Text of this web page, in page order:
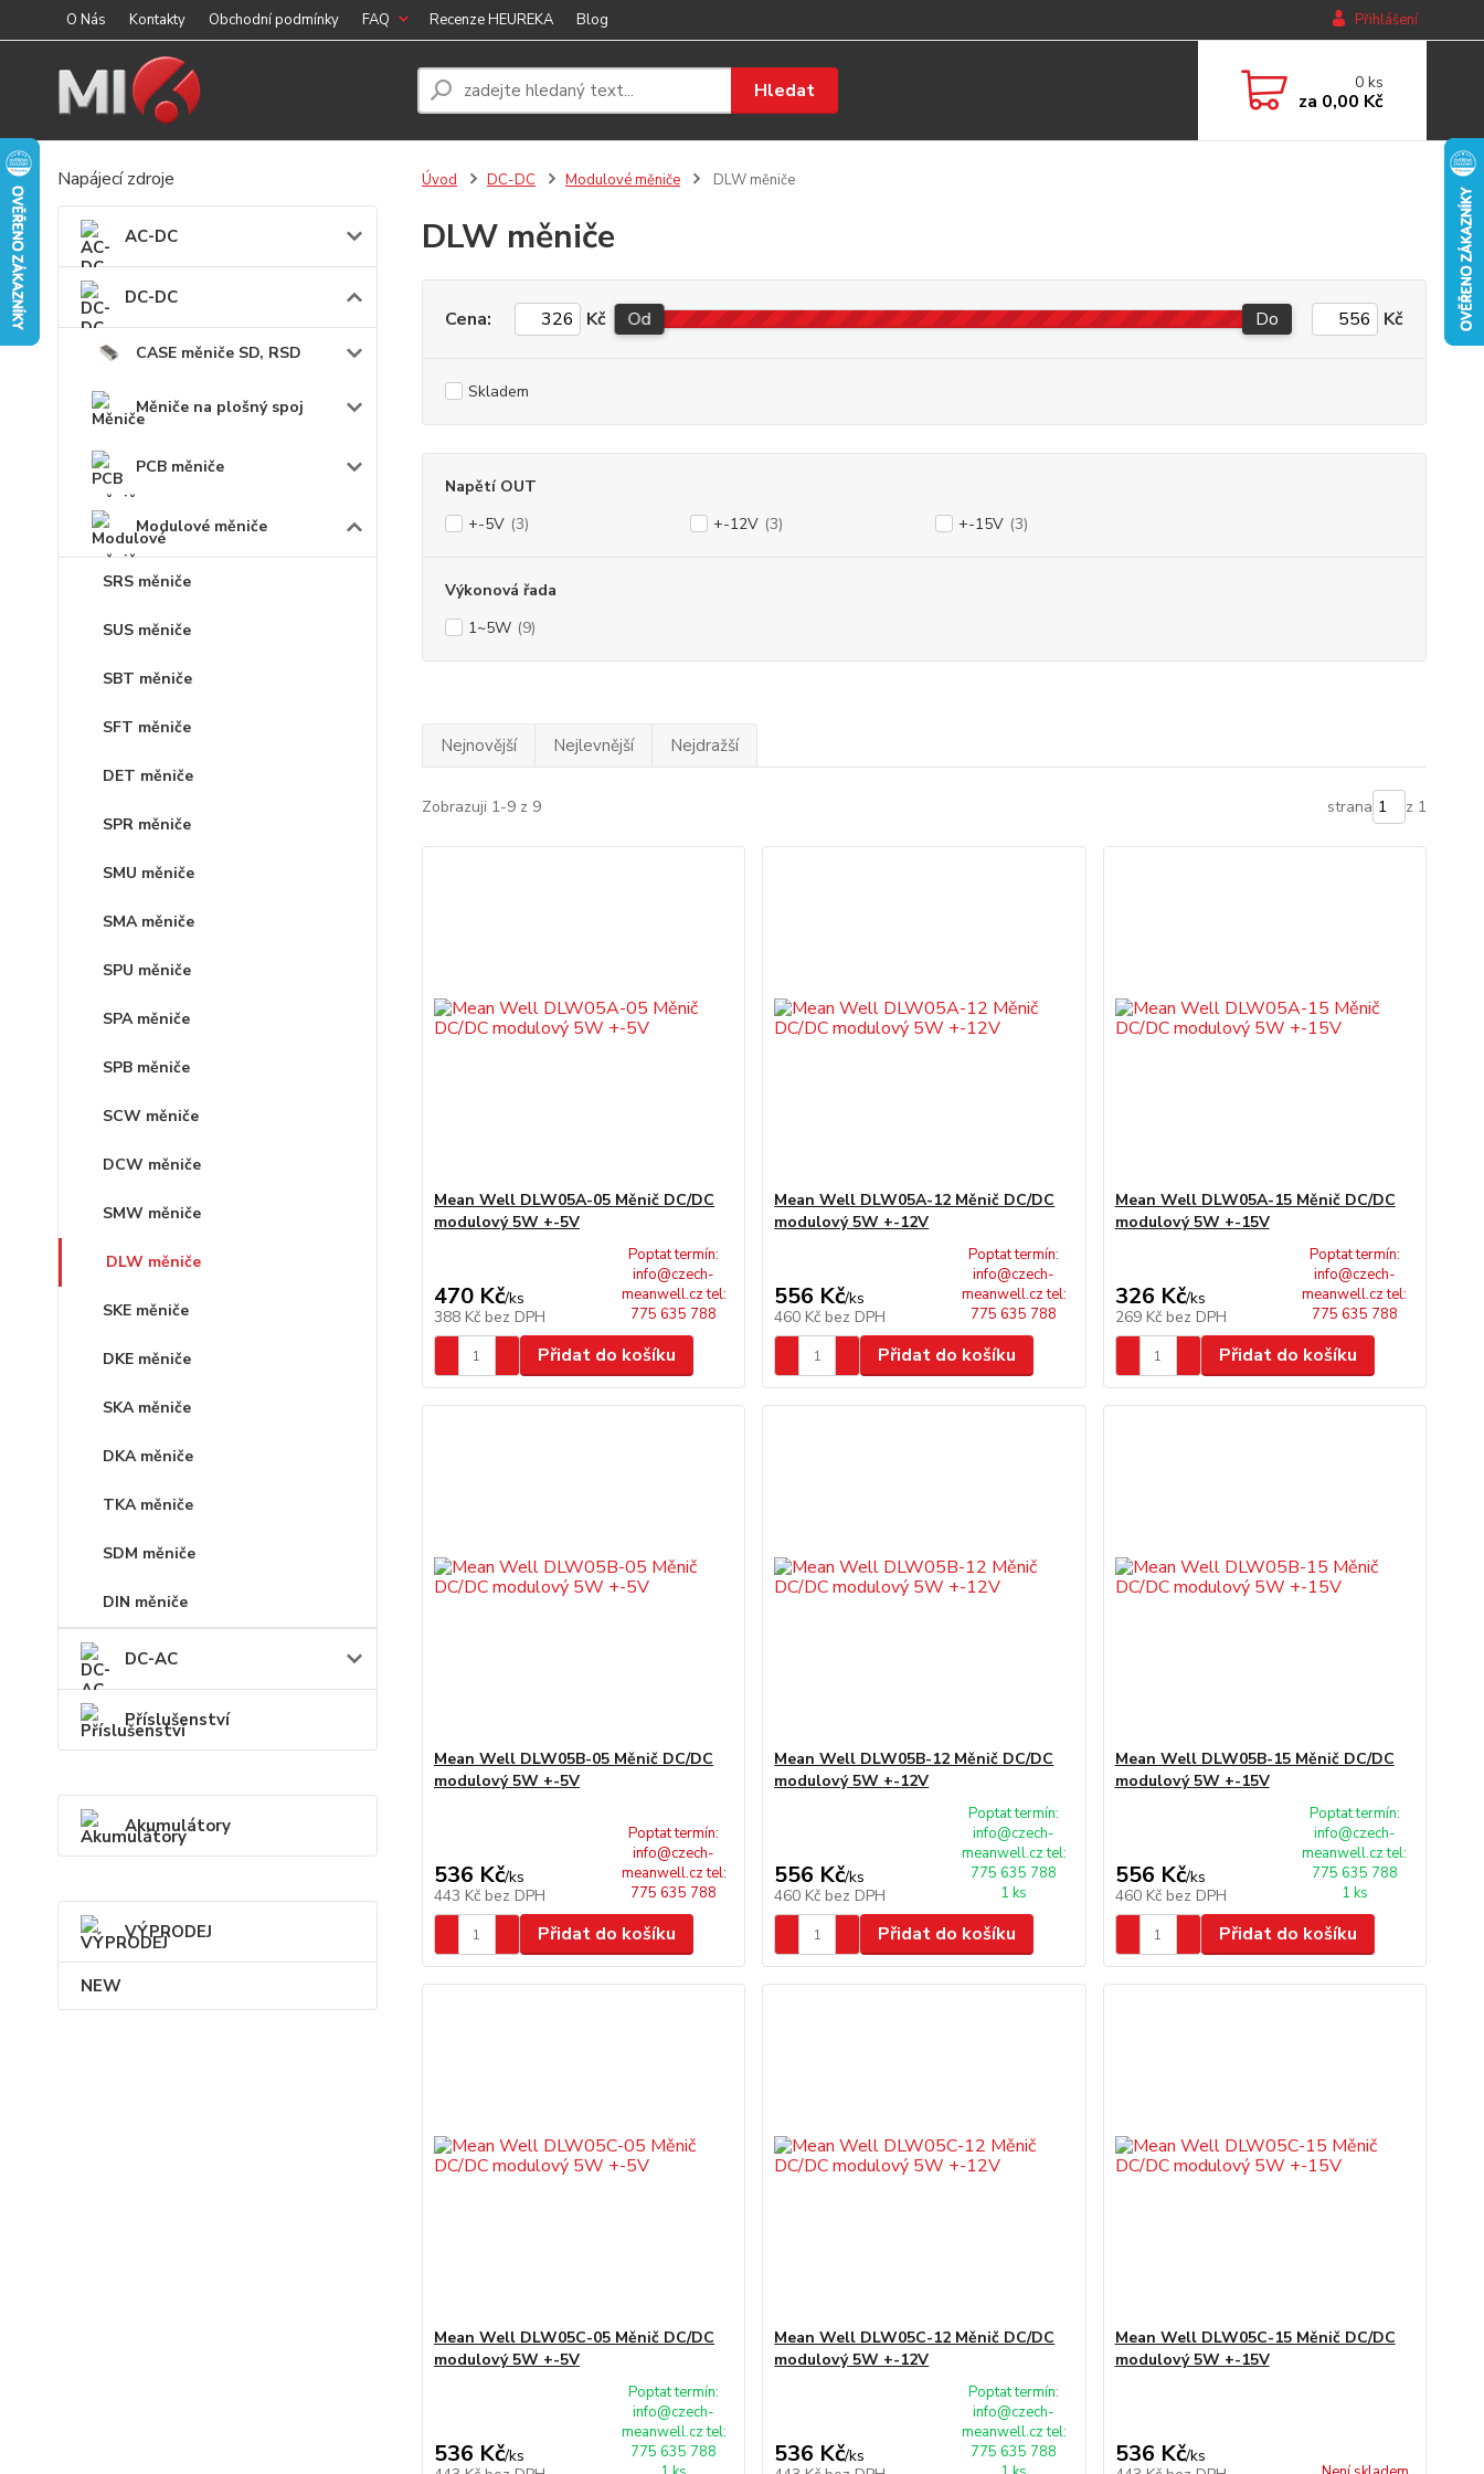
O Nás Kontakty Obchodní podmínky FAQ Recenze HEUREKA Blog Přihlášení
Hledat 0ks
za 0,00 Kč
Napájecí zdroje
AC-DC
DC-DC
CASE měniče SD, RSD
Měniče na plošný spoj
PCB měniče
Modulové měniče
SRS měniče
SUS měniče
SBT měniče
SFT měniče
DET měniče
SPR měniče
SMU měniče
SMA měniče
SPU měniče
SPA měniče
SPB měniče
SCW měniče
DCW měniče
SMW měniče
DLW měniče
SKE měniče
DKE měniče
SKA měniče
DKA měniče
TKA měniče
SDM měniče
DIN měniče
DC-AC
Příslušenství
Akumulátory
VÝPRODEJ
NEW
Úvod DC-DC Modulové měniče DLW měniče
DLW měniče
Cena: Kč Od Do Kč
Skladem
Napětí OUT
+-5V (3) +-12V (3) +-15V (3)
Výkonová řada
1~5W (9)
Nejnovější Nejlevnější Nejdražší
Zobrazuji 1-9 z 9 strana z 1
Mean Well DLW05A-05 Měnič DC/DC
modulový 5W +-5V
470 Kč/ks
388 Kč bez DPH
Poptat termín:
info@czech-
meanwell.cz tel:
775 635 788
Přidat do košíku
Mean Well DLW05A-12 Měnič DC/DC
modulový 5W +-12V
556 Kč/ks
460 Kč bez DPH
Poptat termín:
info@czech-
meanwell.cz tel:
775 635 788
Přidat do košíku
Mean Well DLW05A-15 Měnič DC/DC
modulový 5W +-15V
326 Kč/ks
269 Kč bez DPH
Poptat termín:
info@czech-
meanwell.cz tel:
775 635 788
Přidat do košíku
Mean Well DLW05B-05 Měnič DC/DC
modulový 5W +-5V
536 Kč/ks
443 Kč bez DPH
Poptat termín:
info@czech-
meanwell.cz tel:
775 635 788
Přidat do košíku
Mean Well DLW05B-12 Měnič DC/DC
modulový 5W +-12V
556 Kč/ks
460 Kč bez DPH
Poptat termín:
info@czech-
meanwell.cz tel:
775 635 788
1 ks
Přidat do košíku
Mean Well DLW05B-15 Měnič DC/DC
modulový 5W +-15V
556 Kč/ks
460 Kč bez DPH
Poptat termín:
info@czech-
meanwell.cz tel:
775 635 788
1 ks
Přidat do košíku
Mean Well DLW05C-05 Měnič DC/DC
modulový 5W +-5V
536 Kč/ks
Poptat termín:
info@czech-
meanwell.cz tel:
775 635 788
Mean Well DLW05C-12 Měnič DC/DC
modulový 5W +-12V
536 Kč/ks
Poptat termín:
info@czech-
meanwell.cz tel:
775 635 788
Mean Well DLW05C-15 Měnič DC/DC
modulový 5W +-15V
536 Kč/ks